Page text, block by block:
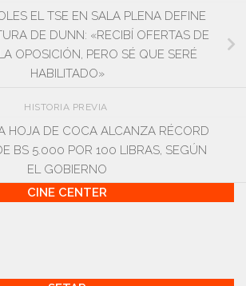
EL TSE EN SALA PLENA DEFINE
DE DUNN: «RECIBÍ OFERTAS DE
OPOSICIÓN, PERO SÉ QUE SERÉ
HABILITADO»
HISTORIA PREVIA
HOJA DE COCA ALCANZA RÉCORD
BS 5.000 POR 100 LIBRAS, SEGÚN
EL GOBIERNO
CINE CENTER